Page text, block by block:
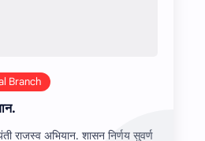
शासन निर्णय सुवर्ण